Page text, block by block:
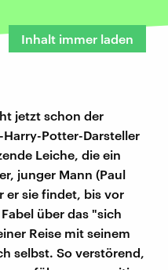
Inhalt immer laden
jetzt schon der
Harry-Potter-Darsteller
Leiche, die ein
junger Mann (Paul
er sie findet, bis vor
über das "sich
Reise mit seinem
selbst. So verstörend,